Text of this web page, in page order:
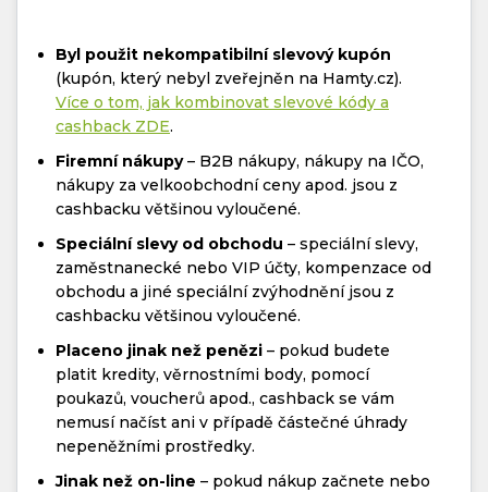
Byl použit nekompatibilní slevový kupón
(kupón, který nebyl zveřejněn na Hamty.cz).
Více o tom, jak kombinovat slevové kódy a
cashback ZDE.
Firemní nákupy– B2B nákupy, nákupy na IČO,
nákupy za velkoobchodní ceny apod. jsou z
cashbacku většinou vyloučené.
Speciální slevy od obchodu – speciální slevy,
zaměstnanecké nebo VIP účty, kompenzace od
obchodu a jiné speciální zvýhodnění jsou z
cashbacku většinou vyloučené.
Placeno jinak než penězi – pokud budete
platit kredity, věrnostními body, pomocí
poukazů, voucherů apod., cashback se vám
nemusí načíst ani v případě částečné úhrady
nepeněžními prostředky.
Jinak než on-line – pokud nákup začnete nebo